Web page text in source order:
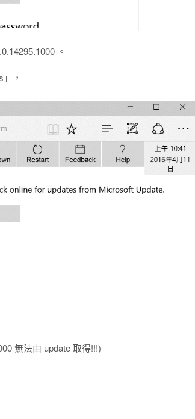
。
，
無法由 update 取得!!!)